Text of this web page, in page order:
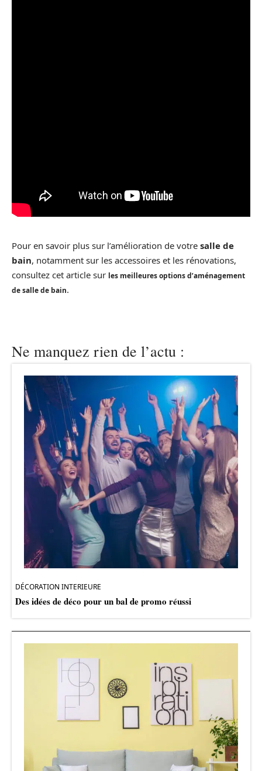
Pour en savoir plus sur l’amélioration de votre salle de
bain, notamment sur les accessoires et les rénovations,
consultez cet article sur les meilleures options d’aménagement
de salle de bain.
Ne manquez rien de l’actu :
DÉCORATION INTERIEURE
Des idées de déco pour un bal de promo réussi